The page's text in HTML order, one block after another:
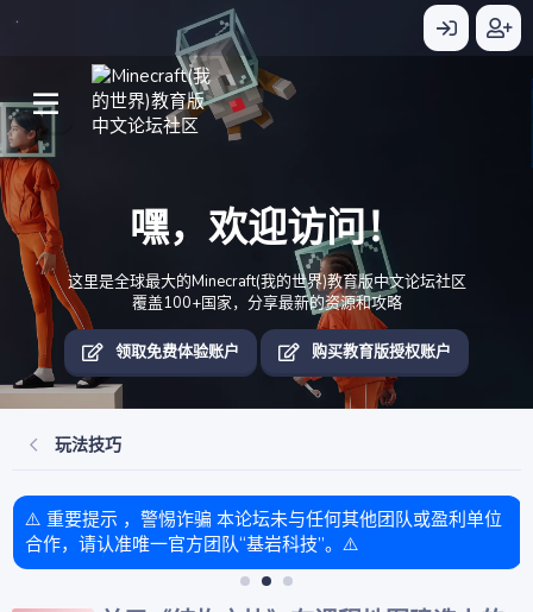
嘿，欢迎访问！
这里是全球最大的Minecraft(我的世界)教育版中文论坛社区
覆盖100+国家，分享最新的资源和攻略
领取免费体验账户 购买教育版授权账户
玩法技巧
⚠️ 重要提示 ，警惕诈骗 本论坛未与任何其他团队或盈利单位
合作，请认准唯一官方团队“基岩科技”。⚠️